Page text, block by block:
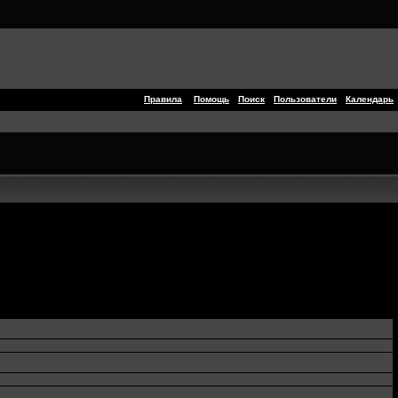
Правила Помощь Поиск Пользователи Календарь